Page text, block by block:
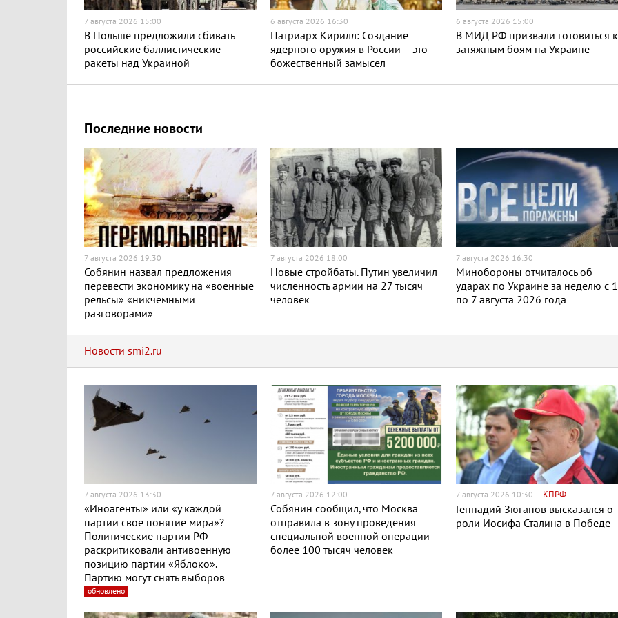
7 августа 2026 15:00
В Польше предложили сбивать
российские баллистические
ракеты над Украиной
6 августа 2026 16:30
Патриарх Кирилл: Создание
ядерного оружия в России – это
божественный замысел
6 августа 2026 15:00
В МИД РФ призвали готовиться к
затяжным боям на Украине
Последние новости
7 августа 2026 19:30
Собянин назвал предложения
перевести экономику на «военные
рельсы» «никчемными
разговорами»
7 августа 2026 18:00
Новые стройбаты. Путин увеличил
численность армии на 27 тысяч
человек
7 августа 2026 16:30
Минобороны отчиталось об
ударах по Украине за неделю с 1
по 7 августа 2026 года
Новости smi2.ru
7 августа 2026 13:30
«Иноагенты» или «у каждой
партии свое понятие мира»?
Политические партии РФ
раскритиковали антивоенную
позицию партии «Яблоко».
Партию могут снять выборов
обновлено
7 августа 2026 12:00
Собянин сообщил, что Москва
отправила в зону проведения
специальной военной операции
более 100 тысяч человек
7 августа 2026 10:30 – КПРФ
Геннадий Зюганов высказался о
роли Иосифа Сталина в Победе